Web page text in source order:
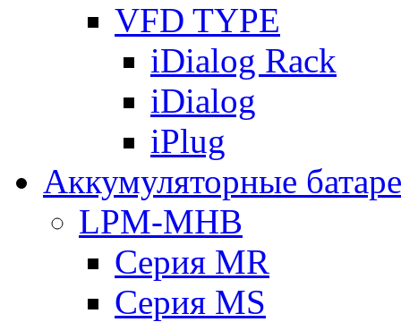
VFD TYPE
iDialog Rack
iDialog
iPlug
Аккумуляторные
LPM-MHB
Серия MR
Серия MS